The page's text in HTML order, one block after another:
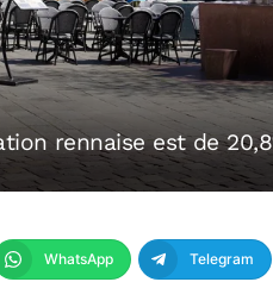
rennaise est de
WhatsApp Telegram